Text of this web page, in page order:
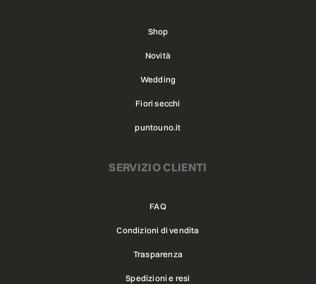
Shop
Novità
Wedding
Fiori secchi
puntouno.it
SERVIZIO CLIENTI
FAQ
Condizioni di vendita
Trasparenza
Spedizioni e resi